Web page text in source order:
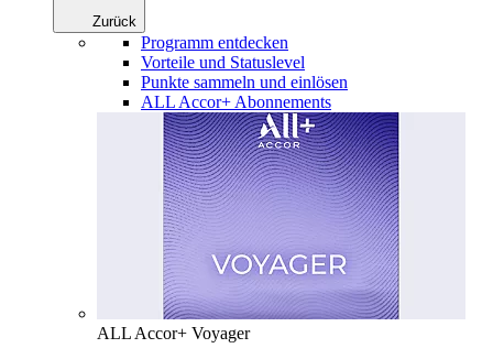
Zurück
Programm entdecken
Vorteile und Statuslevel
Punkte sammeln und einlösen
ALL Accor+ Abonnements
ALL Accor+ Voyager